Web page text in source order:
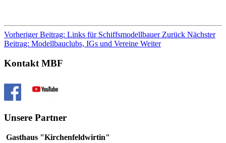
Vorheriger Beitrag: Links für Schiffsmodellbauer Zurück Nächster
Beitrag: Modellbauclubs, IGs und Vereine Weiter
Kontakt MBF
Unsere Partner
Gasthaus "Kirchenfeldwirtin"